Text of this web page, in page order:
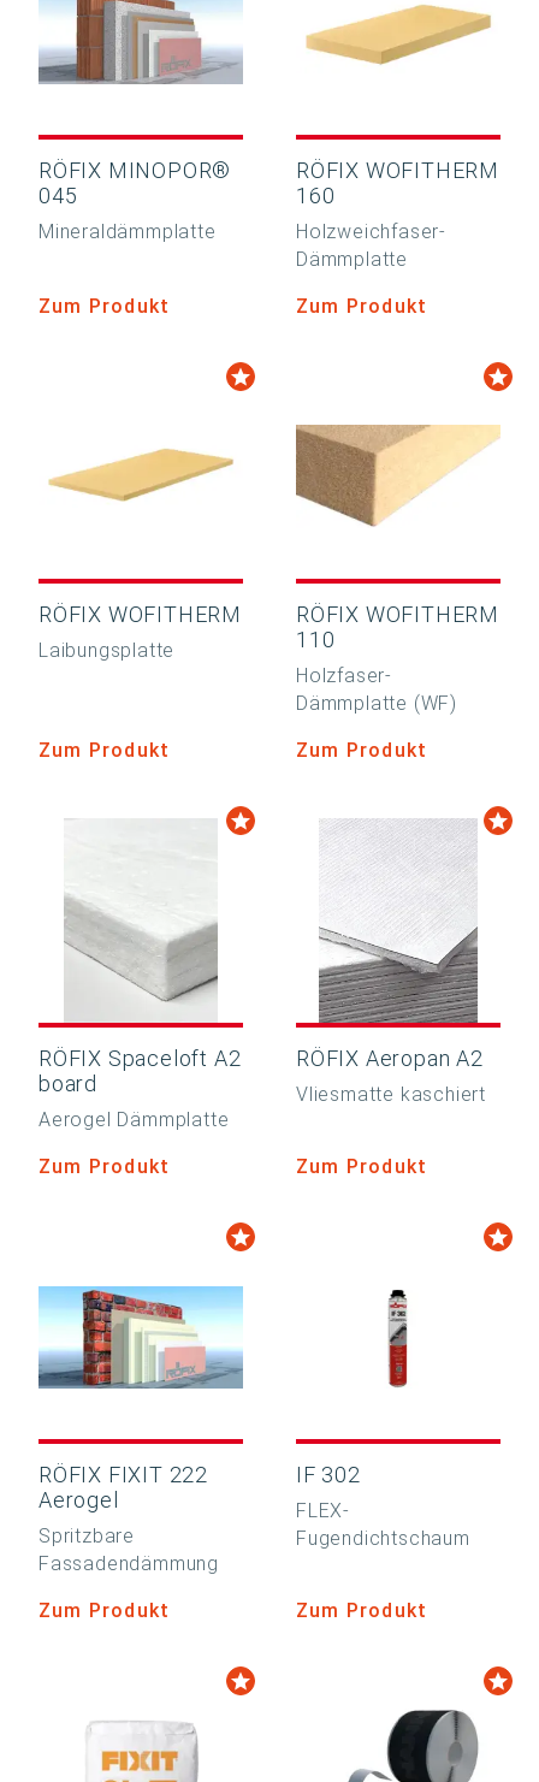
RÖFIX MINOPOR®
045
Mineraldämmplatte
Zum Produkt
RÖFIX WOFITHERM
160
Holzweichfaser-
Dämmplatte
Zum Produkt
RÖFIX WOFITHERM
Laibungsplatte
Zum Produkt
RÖFIX WOFITHERM
110
Holzfaser-
Dämmplatte (WF)
Zum Produkt
RÖFIX Spaceloft A2
board
Aerogel Dämmplatte
Zum Produkt
RÖFIX Aeropan A2
Vliesmatte kaschiert
Zum Produkt
RÖFIX FIXIT 222
Aerogel
Spritzbare
Fassadendämmung
Zum Produkt
IF 302
FLEX-
Fugendichtschaum
Zum Produkt